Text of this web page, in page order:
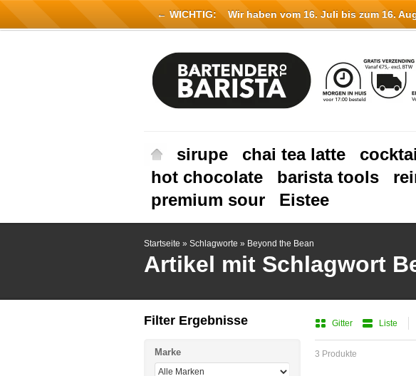
sirupe chai tea latte
hot chocolate
barista tools
premium sour
Eistee
Startseite » Schlagworte » Beyond the Bean
Artikel mit Schlagwort
Gitter Liste
3 Produkte
Filter Ergebnisse
Marke
← WICHTIG:Wir haben vom 16. Juli bis zum 16.